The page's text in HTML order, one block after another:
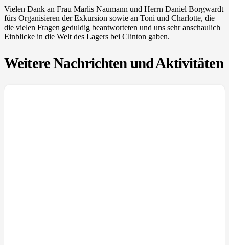
Vielen Dank an Frau Marlis Naumann und Herrn Daniel Borgwardt
fürs Organisieren der Exkursion sowie an Toni und Charlotte, die
die vielen Fragen geduldig beantworteten und uns sehr anschaulich
Einblicke in die Welt des Lagers bei Clinton gaben.
Weitere Nachrichten und Aktivitäten